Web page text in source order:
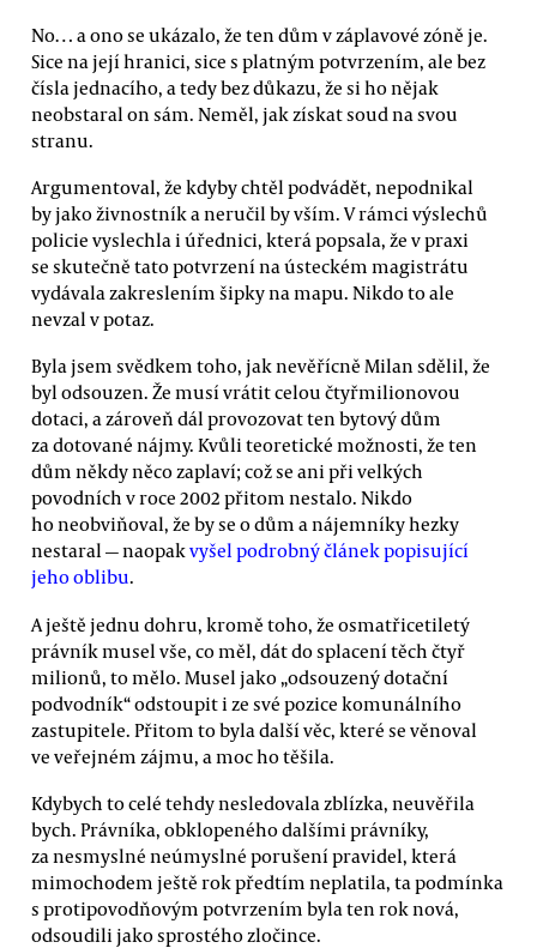
No… a ono se ukázalo, že ten dům v záplavové zóně je.
Sice na její hranici, sice s platným potvrzením, ale bez
čísla jednacího, a tedy bez důkazu, že si ho nějak
neobstaral on sám. Neměl, jak získat soud na svou
stranu.
Argumentoval, že kdyby chtěl podvádět, nepodnikal
by jako živnostník a neručil by vším. V rámci výslechů
policie vyslechla i úřednici, která popsala, že v praxi
se skutečně tato potvrzení na ústeckém magistrátu
vydávala zakreslením šipky na mapu. Nikdo to ale
nevzal v potaz.
Byla jsem svědkem toho, jak nevěřícně Milan sdělil, že
byl odsouzen. Že musí vrátit celou čtyřmilionovou
dotaci, a zároveň dál provozovat ten bytový dům
za dotované nájmy. Kvůli teoretické možnosti, že ten
dům někdy něco zaplaví; což se ani při velkých
povodních v roce 2002 přitom nestalo. Nikdo
ho neobviňoval, že by se o dům a nájemníky hezky
nestaral — naopakvyšel podrobný článek popisující
jeho oblibu.
A ještě jednu dohru, kromě toho, že osmatřicetiletý
právník musel vše, co měl, dát do splacení těch čtyř
milionů, to mělo. Musel jako „odsouzený dotační
podvodník“ odstoupit i ze své pozice komunálního
zastupitele. Přitom to byla další věc, které se věnoval
ve veřejném zájmu, a moc ho těšila.
Kdybych to celé tehdy nesledovala zblízka, neuvěřila
bych. Právníka, obklopeného dalšími právníky,
za nesmyslné neúmyslné porušení pravidel, která
mimochodem ještě rok předtím neplatila, ta podmínka
s protipovodňovým potvrzením byla ten rok nová,
odsoudili jako sprostého zločince.